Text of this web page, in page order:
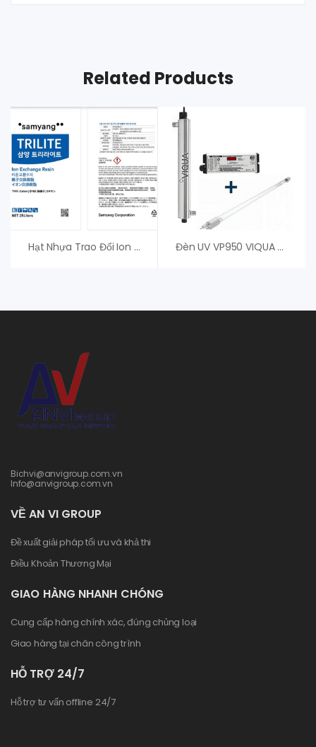
Related Products
Hạt Nhựa Trao Đổi Ion Trilite MC08 – Samyang Đèn UV VP950 VIQUA – Đèn UV Diệt Khuẩn
Bichvi@anvigroup.com.vn
Info@anvigroup.com.vn
VỀ AN VI GROUP
Đề xuất giải pháp tối ưu và khả thi
Điều Khoản Thương Mại
GIAO HÀNG NHANH CHÓNG
Cung cấp hàng chính xác, đúng chủng loại
Giao hàng tại chân công trình
HỖ TRỢ 24/7
Hỗ trợ tư vấn offline 24/7